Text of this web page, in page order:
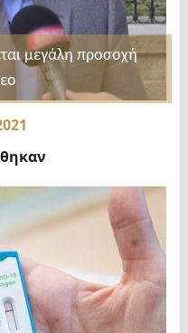
μεγάλη προσοχή